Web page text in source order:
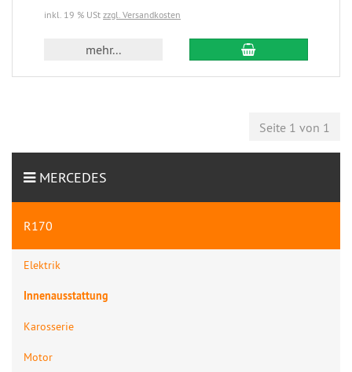
inkl. 19 % USt zzgl. Versandkosten
mehr...
Seite 1 von 1
MERCEDES
R170
Elektrik
Innenausstattung
Karosserie
Motor